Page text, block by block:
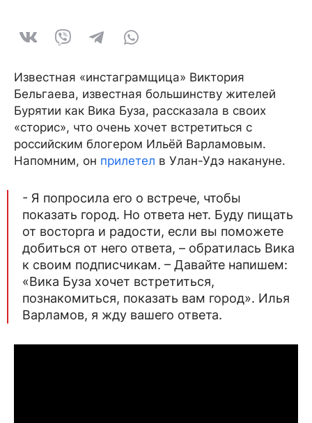
Известная «инстаграмщица» Виктория
Бельгаева, известная большинству жителей
Бурятии как Вика Буза, рассказала в своих
«сторис», что очень хочет встретиться с
российским блогером Ильёй Варламовым.
Напомним, он прилетел в Улан-Удэ накануне.
- Я попросила его о встрече, чтобы
показать город. Но ответа нет. Буду пищать
от восторга и радости, если вы поможете
добиться от него ответа, – обратилась Вика
к своим подписчикам. – Давайте напишем:
«Вика Буза хочет встретиться,
познакомиться, показать вам город». Илья
Варламов, я жду вашего ответа.